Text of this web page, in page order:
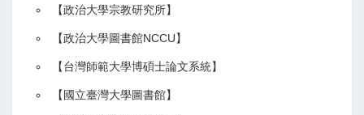
【政治大學宗教研究所】
【政治大學圖書館NCCU】
【台灣師範大學博碩士論文系統】
【 國立臺灣大學圖書館】